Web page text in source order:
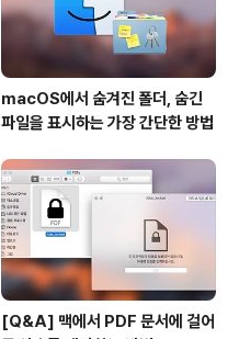
macOS에서 숨겨진 폴더, 숨긴
파일을 표시하는 가장 간단한 방법
[Q&A] 맥에서 PDF 문서에 걸어